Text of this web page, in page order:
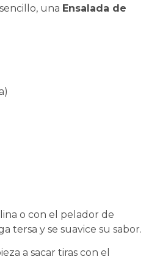
una Ensalada de
o con el pelador de
tersa y se suavice su sabor.
a sacar tiras con el